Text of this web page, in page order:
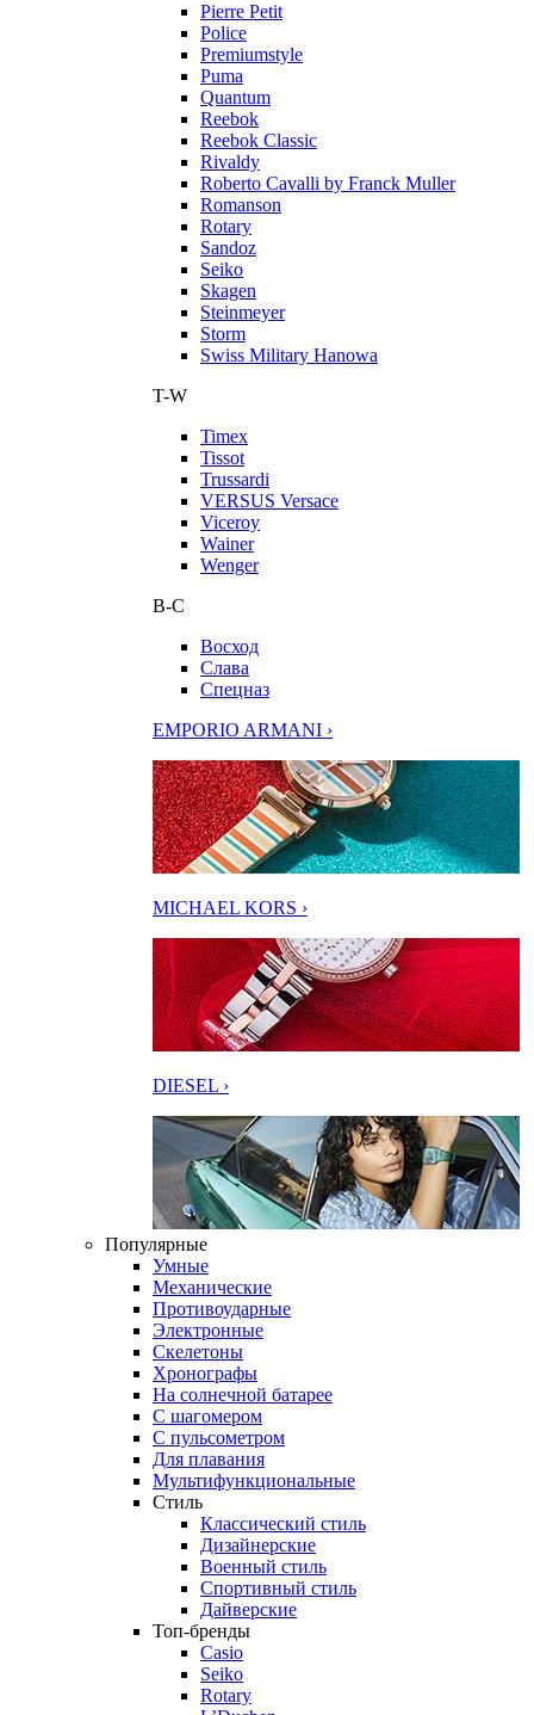
Pierre Petit
Police
Premiumstyle
Puma
Quantum
Reebok
Reebok Classic
Rivaldy
Roberto Cavalli by Franck Muller
Romanson
Rotary
Sandoz
Seiko
Skagen
Steinmeyer
Storm
Swiss Military Hanowa
T-W
Timex
Tissot
Trussardi
VERSUS Versace
Viceroy
Wainer
Wenger
В-С
Восход
Слава
Спецназ
EMPORIO ARMANI ›
MICHAEL KORS ›
DIESEL ›
Популярные
Умные
Механические
Противоударные
Электронные
Скелетоны
Хронографы
На солнечной батарее
С шагомером
С пульсометром
Для плавания
Мультифункциональные
Стиль
Классический стиль
Дизайнерские
Военный стиль
Спортивный стиль
Дайверские
Топ-бренды
Casio
Seiko
Rotary